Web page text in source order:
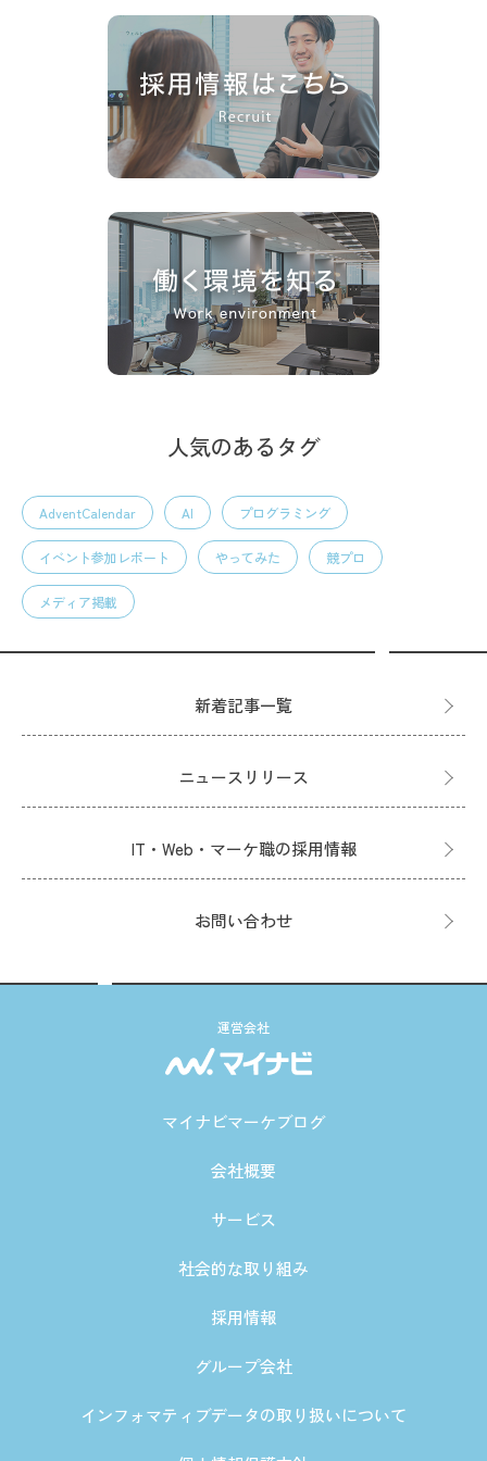
人気のあるタグ
AdventCalendar AI プログラミング
イベント参加レポート やってみた 競プロ
メディア掲載
新着記事一覧
ニュースリリース
IT・Web・マーケ職の採用情報
お問い合わせ
運営会社
マイナビマーケブログ
会社概要
サービス
社会的な取り組み
採用情報
グループ会社
インフォマティブデータの取り扱いについて